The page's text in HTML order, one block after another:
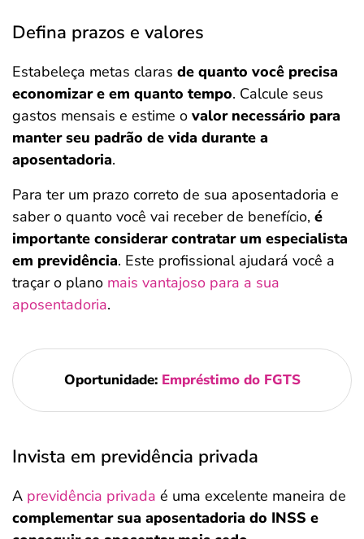
Defina prazos e valores
Estabeleça metas claras de quanto você precisa
economizar e em quanto tempo. Calcule seus
gastos mensais e estime o valor necessário para
manter seu padrão de vida durante a
aposentadoria.
Para ter um prazo correto de sua aposentadoria e
saber o quanto você vai receber de benefício, é
importante considerar contratar um especialista
em previdência. Este profissional ajudará você a
traçar o plano mais vantajoso para a sua
aposentadoria.
Oportunidade: Empréstimo do FGTS
Invista em previdência privada
A previdência privada é uma excelente maneira de
complementar sua aposentadoria do INSS e